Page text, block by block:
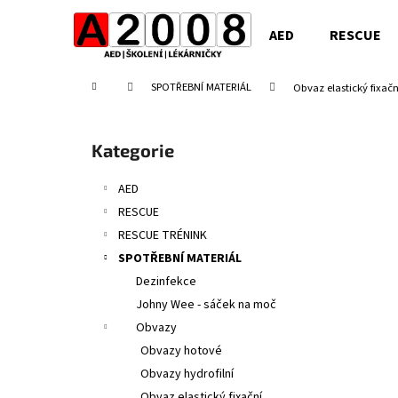
AED RESCUE
Domů SPOTŘEBNÍ MATERIÁL Obvaz elastický
Přeskočit
kategorie
Kategorie
AED
RESCUE
RESCUE TRÉNINK
SPOTŘEBNÍ MATERIÁL
Dezinfekce
Johny Wee - sáček na moč
Obvazy
Obvazy hotové
Obvazy hydrofilní
Zpět
Zpět